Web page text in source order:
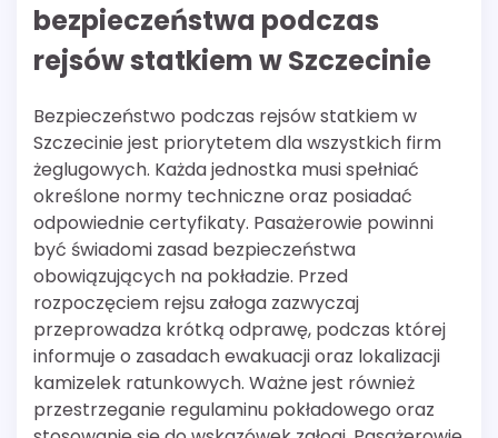
bezpieczeństwa podczas
rejsów statkiem w Szczecinie
Bezpieczeństwo podczas rejsów statkiem w
Szczecinie jest priorytetem dla wszystkich firm
żeglugowych. Każda jednostka musi spełniać
określone normy techniczne oraz posiadać
odpowiednie certyfikaty. Pasażerowie powinni
być świadomi zasad bezpieczeństwa
obowiązujących na pokładzie. Przed
rozpoczęciem rejsu załoga zazwyczaj
przeprowadza krótką odprawę, podczas której
informuje o zasadach ewakuacji oraz lokalizacji
kamizelek ratunkowych. Ważne jest również
przestrzeganie regulaminu pokładowego oraz